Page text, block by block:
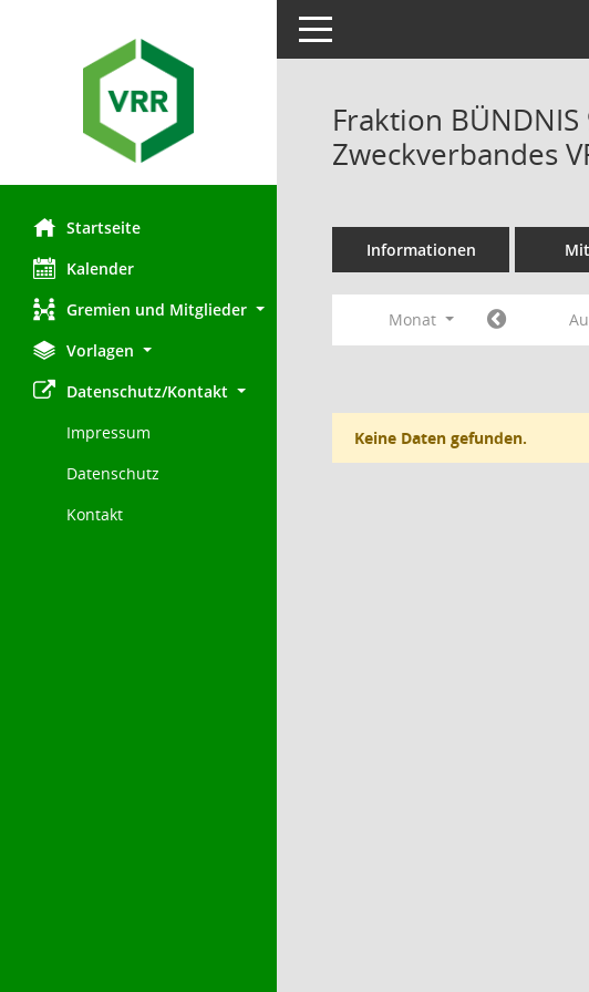
Startseite
Kalender
Gremien und Mitglieder
Vorlagen
Datenschutz/Kontakt
Impressum
Datenschutz
Kontakt
Toggle navigation
Fraktion
Zweckverbandes
Informationen
Monat
Keine Daten gefunden.